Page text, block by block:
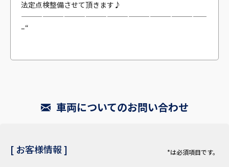
法定点検整備させて頂きます♪
——————————————————————————
–“
車両についてのお問い合わせ
[ お客様情報 ] *は必須項目です。